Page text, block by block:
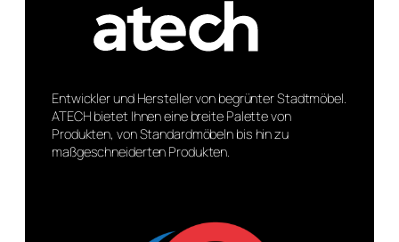
Entwickler und Hersteller von begrünter Stadtmöbel.
ATECH bietet Ihnen eine breite Palette von
Produkten, von Standardmöbeln bis hin zu
maßgeschneiderten Produkten.